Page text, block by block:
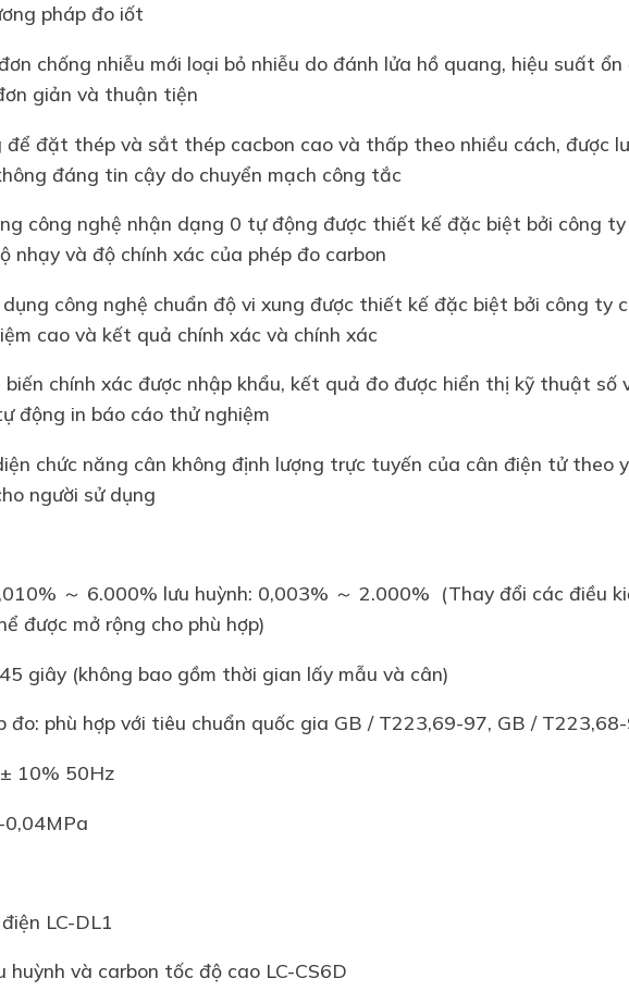
pháp đo iốt
chống nhiễu mới loại bỏ nhiễu do đánh lửa hồ quang, hiệu suất ổn
giản và thuận tiện
để đặt thép và sắt thép cacbon cao và thấp theo nhiều cách, được
đáng tin cậy do chuyển mạch công tắc
công nghệ nhận dạng 0 tự động được thiết kế đặc biệt bởi công
nhạy và độ chính xác của phép đo carbon
công nghệ chuẩn độ vi xung được thiết kế đặc biệt bởi công ty
cao và kết quả chính xác và chính xác
chính xác được nhập khẩu, kết quả đo được hiển thị kỹ thuật số
động in báo cáo thử nghiệm
chức năng cân không định lượng trực tuyến của cân điện tử theo
người sử dụng
～ 6.000% lưu huỳnh: 0,003% ～ 2.000% (Thay đổi các điều
được mở rộng cho phù hợp)
giây (không bao gồm thời gian lấy mẫu và cân)
đo: phù hợp với tiêu chuẩn quốc gia GB / T223,69-97, GB /
10% 50Hz
0,04MPa
LC-DL1
và carbon tốc độ cao LC-CS6D